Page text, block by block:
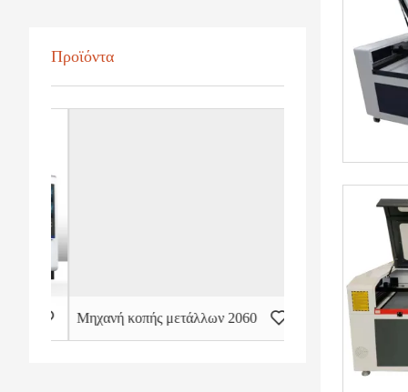
Προϊόντα
Μηχανή κοπής μετάλλων 2060